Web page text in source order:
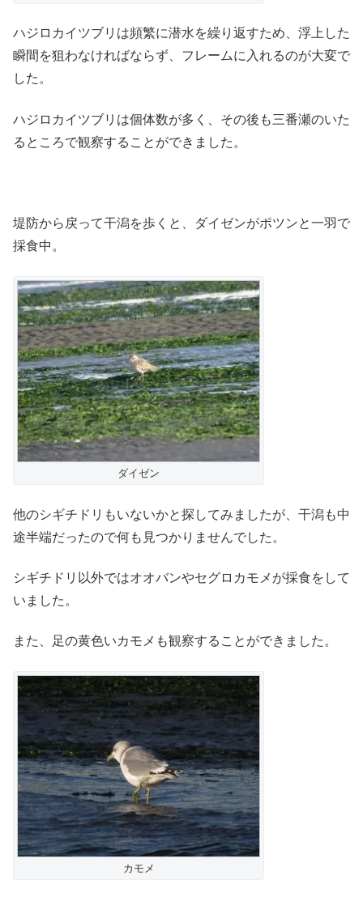
ハジロカイツブリは頻繁に潜水を繰り返すため、浮上した
瞬間を狙わなければならず、フレームに入れるのが大変で
した。
ハジロカイツブリは個体数が多く、その後も三番瀬のいた
るところで観察することができました。
堤防から戻って干潟を歩くと、ダイゼンがポツンと一羽で
採食中。
ダイゼン
他のシギチドリもいないかと探してみましたが、干潟も中
途半端だったので何も見つかりませんでした。
シギチドリ以外ではオオバンやセグロカモメが採食をして
いました。
また、足の黄色いカモメも観察することができました。
カモメ